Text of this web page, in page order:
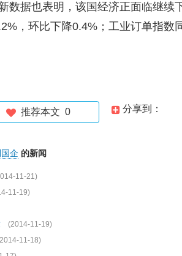
数据也表明，该国经济正面临继续
，环比下降0.4%；工业订单指数
分享到：
推荐本文 0
企 的新闻
11-21)
11-19)
(2014-11-19)
11-18)